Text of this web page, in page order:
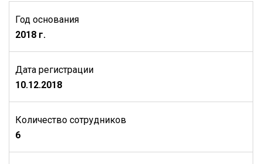
Год основания
2018 г.
Дата регистрации
10.12.2018
Количество сотрудников
6